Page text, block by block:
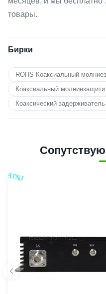
товары.
Бирки
ROHS Коаксиальный
Коаксиальный
Коаксический